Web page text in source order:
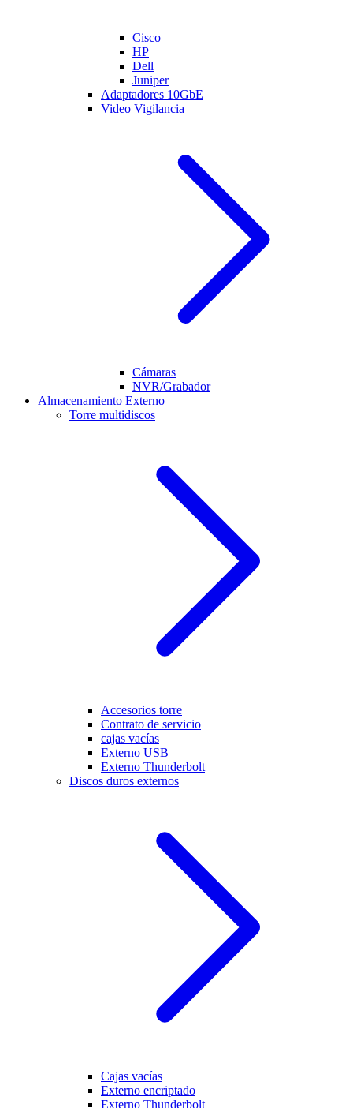
Cisco
HP
Dell
Juniper
Adaptadores 10GbE
Video Vigilancia
Cámaras
NVR/Grabador
Almacenamiento Externo
Torre multidiscos
Accesorios torre
Contrato de servicio
cajas vacías
Externo USB
Externo Thunderbolt
Discos duros externos
Cajas vacías
Externo encriptado
Externo Thunderbolt